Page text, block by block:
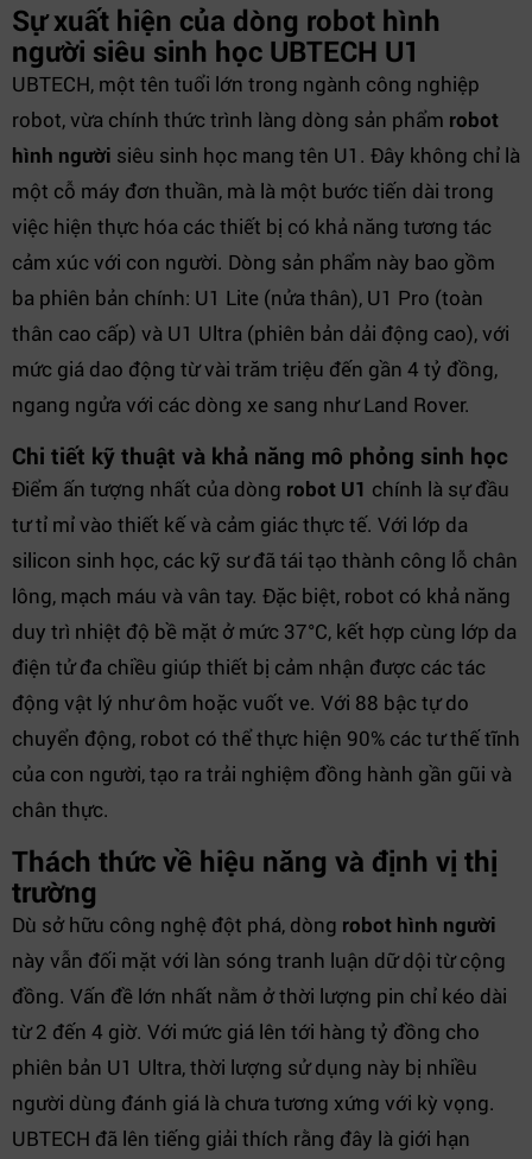
Sự xuất hiện của dòng robot hình
người siêu sinh học UBTECH U1
UBTECH, một tên tuổi lớn trong ngành công nghiệp
robot, vừa chính thức trình làng dòng sản phẩm robot
hình người siêu sinh học mang tên U1. Đây không chỉ là
một cỗ máy đơn thuần, mà là một bước tiến dài trong
việc hiện thực hóa các thiết bị có khả năng tương tác
cảm xúc với con người. Dòng sản phẩm này bao gồm
ba phiên bản chính: U1 Lite (nửa thân), U1 Pro (toàn
thân cao cấp) và U1 Ultra (phiên bản dải động cao), với
mức giá dao động từ vài trăm triệu đến gần 4 tỷ đồng,
ngang ngửa với các dòng xe sang như Land Rover.
Chi tiết kỹ thuật và khả năng mô phỏng sinh học
Điểm ấn tượng nhất của dòng robot U1 chính là sự đầu
tư tỉ mỉ vào thiết kế và cảm giác thực tế. Với lớp da
silicon sinh học, các kỹ sư đã tái tạo thành công lỗ chân
lông, mạch máu và vân tay. Đặc biệt, robot có khả năng
duy trì nhiệt độ bề mặt ở mức 37°C, kết hợp cùng lớp da
điện tử đa chiều giúp thiết bị cảm nhận được các tác
động vật lý như ôm hoặc vuốt ve. Với 88 bậc tự do
chuyển động, robot có thể thực hiện 90% các tư thế tĩnh
của con người, tạo ra trải nghiệm đồng hành gần gũi và
chân thực.
Thách thức về hiệu năng và định vị thị
trường
Dù sở hữu công nghệ đột phá, dòng robot hình người
này vẫn đối mặt với làn sóng tranh luận dữ dội từ cộng
đồng. Vấn đề lớn nhất nằm ở thời lượng pin chỉ kéo dài
từ 2 đến 4 giờ. Với mức giá lên tới hàng tỷ đồng cho
phiên bản U1 Ultra, thời lượng sử dụng này bị nhiều
người dùng đánh giá là chưa tương xứng với kỳ vọng.
UBTECH đã lên tiếng giải thích rằng đây là giới hạn